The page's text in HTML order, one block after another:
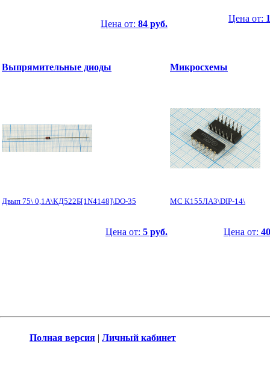
Цена от: 84 руб.
Цена от:
Выпрямительные диоды
Двып 75\ 0,1А\КД522Б[1N4148]\DO-35
Цена от: 5 руб.
Микросхемы
МС К155ЛА3\DIP-14\
Цена от:
Полная версия | Личный кабинет